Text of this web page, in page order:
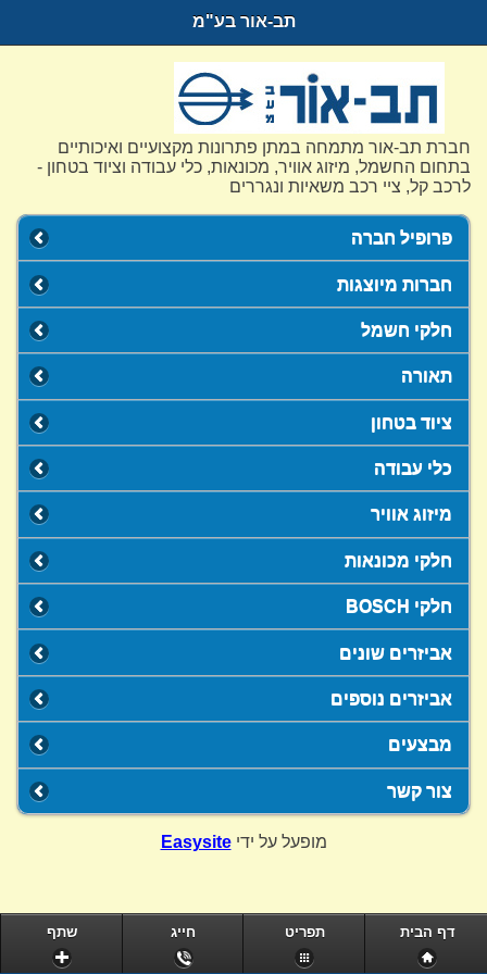
תב-אור בע"מ
חברת תב-אור מתמחה במתן פתרונות מקצועיים ואיכותיים
בתחום החשמל, מיזוג אוויר, מכונאות, כלי עבודה וציוד בטחון -
לרכב קל, ציי רכב משאיות ונגררים
פרופיל חברה
חברות מיוצגות
חלקי חשמל
תאורה
ציוד בטחון
כלי עבודה
מיזוג אוויר
חלקי מכונאות
חלקי BOSCH
אביזרים שונים
אביזרים נוספים
מבצעים
צור קשר
מופעל על ידיEasysite
שתף חייג תפריט דף הבית